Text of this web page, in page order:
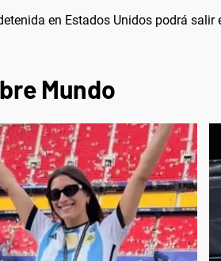
en Estados Unidos podrá
Mundo